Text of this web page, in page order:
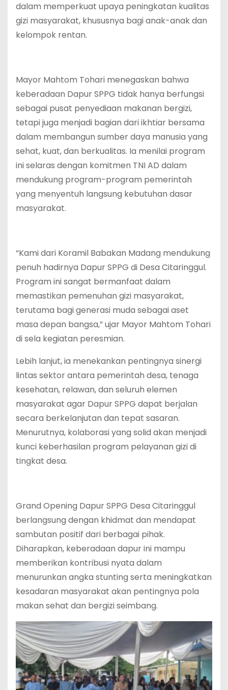
dalam memperkuat upaya peningkatan kualitas
gizi masyarakat, khususnya bagi anak-anak dan
kelompok rentan.
Mayor Mahtom Tohari menegaskan bahwa
keberadaan Dapur SPPG tidak hanya berfungsi
sebagai pusat penyediaan makanan bergizi,
tetapi juga menjadi bagian dari ikhtiar bersama
dalam membangun sumber daya manusia yang
sehat, kuat, dan berkualitas. Ia menilai program
ini selaras dengan komitmen TNI AD dalam
mendukung program-program pemerintah
yang menyentuh langsung kebutuhan dasar
masyarakat.
“Kami dari Koramil Babakan Madang mendukung
penuh hadirnya Dapur SPPG di Desa Citaringgul.
Program ini sangat bermanfaat dalam
memastikan pemenuhan gizi masyarakat,
terutama bagi generasi muda sebagai aset
masa depan bangsa,” ujar Mayor Mahtom Tohari
di sela kegiatan peresmian.
Lebih lanjut, ia menekankan pentingnya sinergi
lintas sektor antara pemerintah desa, tenaga
kesehatan, relawan, dan seluruh elemen
masyarakat agar Dapur SPPG dapat berjalan
secara berkelanjutan dan tepat sasaran.
Menurutnya, kolaborasi yang solid akan menjadi
kunci keberhasilan program pelayanan gizi di
tingkat desa.
Grand Opening Dapur SPPG Desa Citaringgul
berlangsung dengan khidmat dan mendapat
sambutan positif dari berbagai pihak.
Diharapkan, keberadaan dapur ini mampu
memberikan kontribusi nyata dalam
menurunkan angka stunting serta meningkatkan
kesadaran masyarakat akan pentingnya pola
makan sehat dan bergizi seimbang.